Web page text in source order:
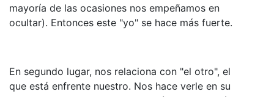
mayoría de las ocasiones nos empeñamos en
ocultar). Entonces este "yo" se hace más fuerte.
En segundo lugar, nos relaciona con "el otro", el
que está enfrente nuestro. Nos hace verle en su